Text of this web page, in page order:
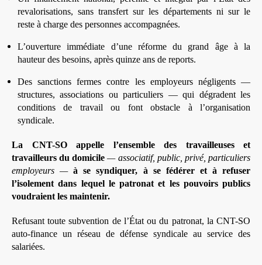
revalorisations, sans transfert sur les départements ni sur le
reste à charge des personnes accompagnées.
L’ouverture immédiate d’une réforme du grand âge à la
hauteur des besoins, après quinze ans de reports.
Des sanctions fermes contre les employeurs négligents —
structures, associations ou particuliers — qui dégradent les
conditions de travail ou font obstacle à l’organisation
syndicale.
La CNT-SO appelle l’ensemble des travailleuses et
travailleurs du domicile — associatif, public, privé, particuliers
employeurs — à se syndiquer, à se fédérer et à refuser
l’isolement dans lequel le patronat et les pouvoirs publics
voudraient les maintenir.
Refusant toute subvention de l’État ou du patronat, la CNT-SO
auto-finance un réseau de défense syndicale au service des
salariées.